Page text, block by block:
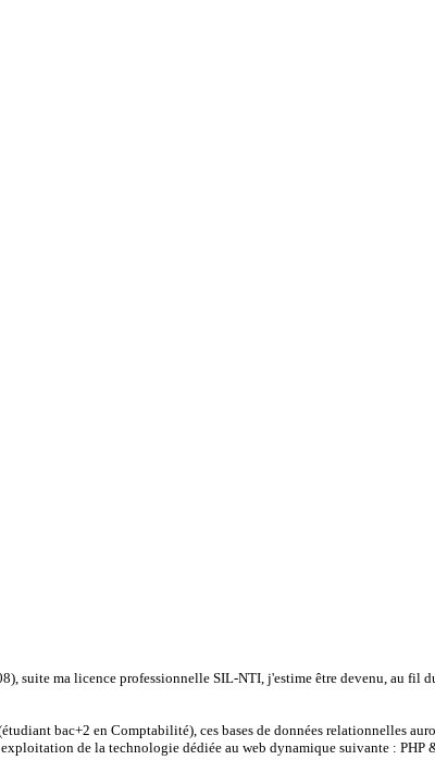
ma licence professionnelle SIL-NTI, j'estime être devenu, au fil
bac+2 en Comptabilité), ces bases de données relationnelles
de la technologie dédiée au web dynamique suivante : PHP